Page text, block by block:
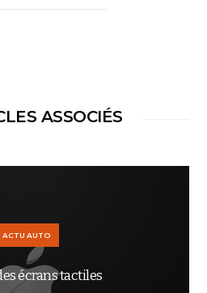
ASSOCIÉS
ACTU AUTO
écrans tactiles